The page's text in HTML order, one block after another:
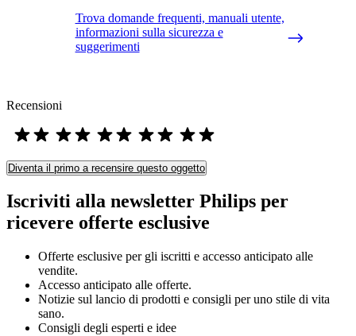
Trova domande frequenti, manuali utente,
informazioni sulla sicurezza e
suggerimenti
Recensioni
Diventa il primo a recensire questo oggetto
Iscriviti alla newsletter Philips per
ricevere offerte esclusive
Offerte esclusive per gli iscritti e accesso anticipato alle
vendite.
Accesso anticipato alle offerte.
Notizie sul lancio di prodotti e consigli per uno stile di vita
sano.
Consigli degli esperti e idee